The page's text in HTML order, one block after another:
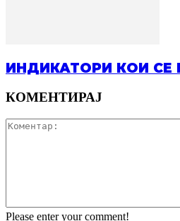
ИНДИКАТОРИ КОИ
КОМЕНТИРАЈ
Please enter your comment!